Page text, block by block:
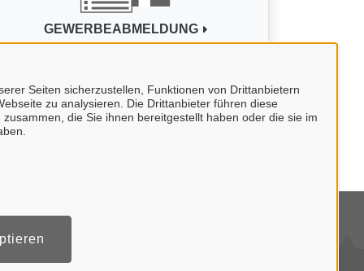
Seiten sicherzustellen, Funktionen von Drittanbietern
zu analysieren. Die Drittanbieter führen diese
die Sie ihnen bereitgestellt haben oder die sie im
GEWERBEABMELDUNG